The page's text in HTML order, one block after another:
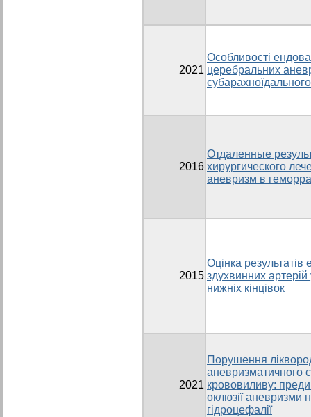
2021
Особливості
церебральних
2016
Отдаленные
хирургического
аневризм в
2015
Оцінка результатів
здухвинних
нижніх кінцівок
2021
Порушення
аневризматичного
крововиливу:
оклюзії аневризми
гідроцефалії